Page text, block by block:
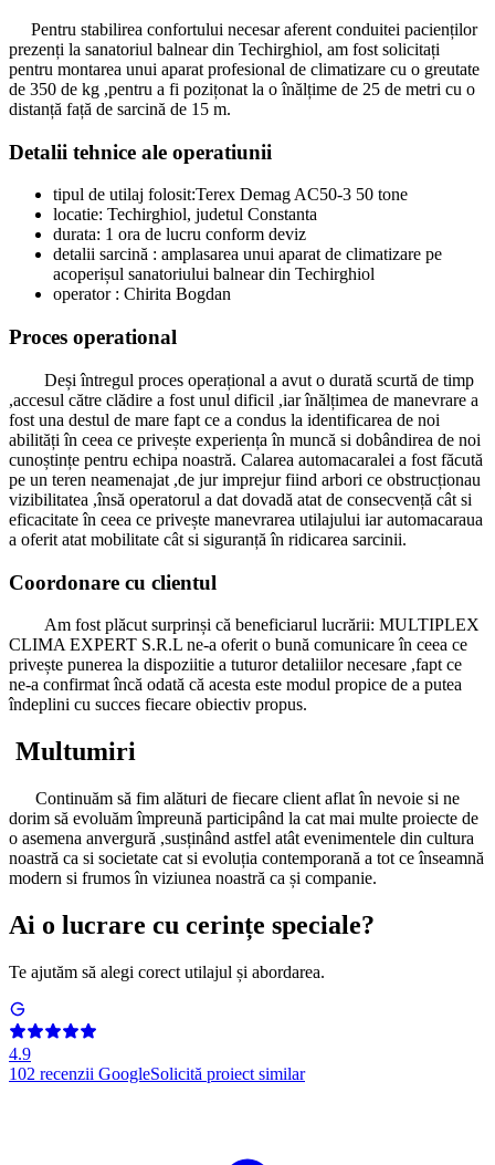
Pentru stabilirea confortului necesar aferent conduitei pacienților
prezenți la sanatoriul balnear din Techirghiol, am fost solicitați
pentru montarea unui aparat profesional de climatizare cu o greutate
de 350 de kg ,pentru a fi pozițonat la o înălțime de 25 de metri cu o
distanță față de sarcină de 15 m.
Detalii tehnice ale operatiunii
tipul de utilaj folosit:Terex Demag AC50-3 50 tone
locatie: Techirghiol, judetul Constanta
durata: 1 ora de lucru conform deviz
detalii sarcină : amplasarea unui aparat de climatizare pe
acoperișul sanatoriului balnear din Techirghiol
operator : Chirita Bogdan
Proces operational
Deși întregul proces operațional a avut o durată scurtă de timp
,accesul către clădire a fost unul dificil ,iar înălțimea de manevrare a
fost una destul de mare fapt ce a condus la identificarea de noi
abilități în ceea ce privește experiența în muncă si dobândirea de noi
cunoștințe pentru echipa noastră. Calarea automacaralei a fost făcută
pe un teren neamenajat ,de jur imprejur fiind arbori ce obstrucționau
vizibilitatea ,însă operatorul a dat dovadă atat de consecvență cât si
eficacitate în ceea ce privește manevrarea utilajului iar automacaraua
a oferit atat mobilitate cât si siguranță în ridicarea sarcinii.
Coordonare cu clientul
Am fost plăcut surprinși că beneficiarul lucrării: MULTIPLEX
CLIMA EXPERT S.R.L ne-a oferit o bună comunicare în ceea ce
privește punerea la dispoziitie a tuturor detaliilor necesare ,fapt ce
ne-a confirmat încă odată că acesta este modul propice de a putea
îndeplini cu succes fiecare obiectiv propus.
Multumiri
Continuăm să fim alături de fiecare client aflat în nevoie si ne
dorim să evoluăm împreună participând la cat mai multe proiecte de
o asemena anvergură ,susținând astfel atât evenimentele din cultura
noastră ca si societate cat si evoluția contemporană a tot ce înseamnă
modern si frumos în viziunea noastră ca și companie.
Ai o lucrare cu cerințe speciale?
Te ajutăm să alegi corect utilajul și abordarea.
4.9
102 recenzii GoogleSolicită proiect similar